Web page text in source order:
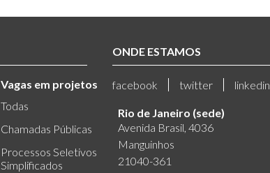
Vagas em projetos
Todas
Chamadas Públicas
Processos Seletivos
Simplificados
ONDE ESTAMOS
facebook twitter linkedin
Rio de Janeiro (sede)
Avenida Brasil, 4036
Manguinhos
21040-361